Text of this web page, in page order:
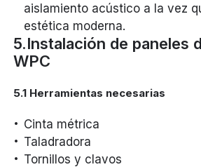
aislamiento acústico a la vez
estética moderna.
5.Instalación de paneles
WPC
5.1 Herramientas necesarias
Cinta métrica
Taladradora
Tornillos y clavos